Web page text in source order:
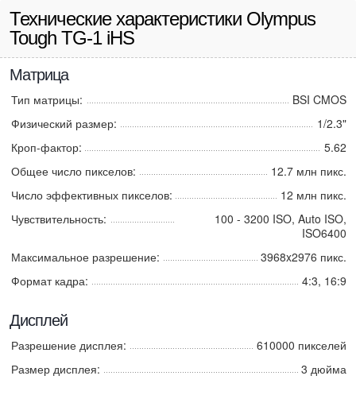
Технические характеристики Olympus
Tough TG-1 iHS
Матрица
Тип матрицы:
BSI CMOS
Физический размер:
1/2.3"
Кроп-фактор:
5.62
Общее число пикселов:
12.7 млн пикс.
Число эффективных пикселов:
12 млн пикс.
Чувствительность:
100 - 3200 ISO, Auto ISO,
ISO6400
Максимальное разрешение:
3968x2976 пикс.
Формат кадра:
4:3, 16:9
Дисплей
Разрешение дисплея:
610000 пикселей
Размер дисплея:
3 дюйма